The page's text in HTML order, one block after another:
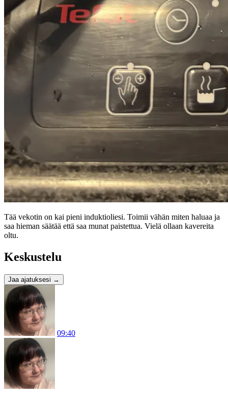
Tää vekotin on kai pieni induktioliesi. Toimii vähän miten haluaa ja
saa hieman säätää että saa munat paistettua. Vielä ollaan kavereita
oltu.
Keskustelu
Jaa ajatuksesi →
09:40